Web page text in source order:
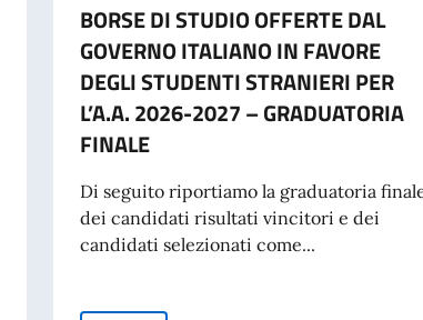
BORSE DI STUDIO OFFERTE DAL
GOVERNO ITALIANO IN FAVORE
DEGLI STUDENTI STRANIERI PER
L’A.A. 2026-2027 – GRADUATORIA
FINALE
Di seguito riportiamo la graduatoria
dei candidati risultati vincitori e dei
candidati selezionati come...